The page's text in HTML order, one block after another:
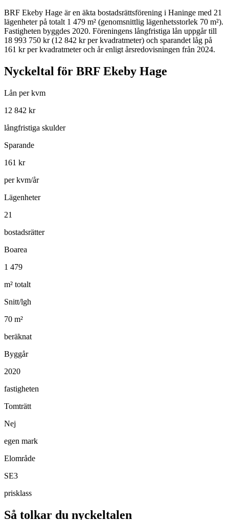
BRF Ekeby Hage är en äkta bostadsrättsförening i Haninge med 21
lägenheter på totalt 1 479 m² (genomsnittlig lägenhetsstorlek 70 m²).
Fastigheten byggdes 2020. Föreningens långfristiga lån uppgår till
18 993 750 kr (12 842 kr per kvadratmeter) och sparandet låg på
161 kr per kvadratmeter och år enligt årsredovisningen från 2024.
Nyckeltal för BRF Ekeby Hage
Lån per kvm
12 842 kr
långfristiga skulder
Sparande
161 kr
per kvm/år
Lägenheter
21
bostadsrätter
Boarea
1 479
m² totalt
Snitt/lgh
70 m²
beräknat
Byggår
2020
fastigheten
Tomträtt
Nej
egen mark
Elområde
SE3
prisklass
Så tolkar du nyckeltalen